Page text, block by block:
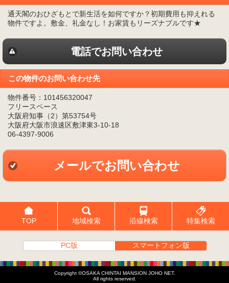
通天閣のおひざもとで新生活を如何ですか？初期費用も抑えれる
物件ですよ。敷金、礼金なし！お家賃もリーズナブルです★
電話でお問い合わせ
この物件のお問い合わせ先
物件番号：101456320047
フリースペース
大阪府知事（2）第53754号
大阪府大阪市浪速区敷津東3-10-18
06-4397-9006
メールでお問い合わせ
TOP 地域検索 沿線検索 特集検索
PC版 スマートフォン版
Copyright ©OSAKA CHINTAI MANSION JOHO NET.
All rights reserved.